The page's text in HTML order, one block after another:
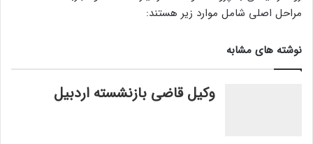
مراحل اصلی شامل موارد زیر هستند:
نوشته های مشابه
وکیل قاضی بازنشسته اردبیل